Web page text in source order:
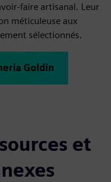
faire artisanal. Leur
méticuleuse aux
sélectionnés.
Goldin
et